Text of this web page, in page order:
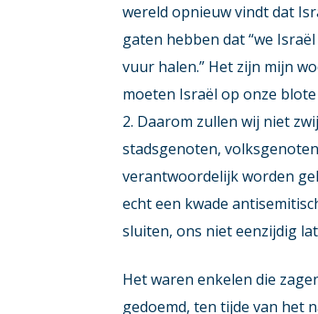
wereld opnieuw vindt dat
gaten hebben dat “we
vuur halen.” Het zijn mijn
moeten Israël op onze
Daarom zullen wij niet
stadsgenoten,
verantwoordelijk worden
echt een kwade
sluiten, ons niet eenzijdig
Het waren enkelen die
gedoemd, ten tijde van het